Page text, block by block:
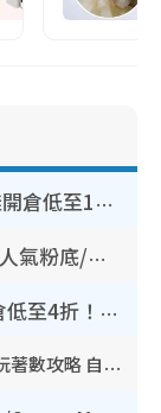
開倉優惠 | 尖沙咀海港城名牌波鞋開倉低至1折！On鞋$899起／Joy&Peace鞋履$98起
CHANEL美妝限時減價低至3折！人氣粉底/唇膏/精華液低至$275！COCO香水都有平
開倉優惠｜尖沙咀名牌行李箱開倉低至4折！一連5日 American Tourister/ace./Hallmark $200起！
【8月生日優惠2026】全港85大食買玩著數攻略 自助餐/火鍋放題同行免費＋誠品/DONKI送現金券